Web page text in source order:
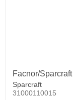
Facnor/
Sparcraft
31000110015